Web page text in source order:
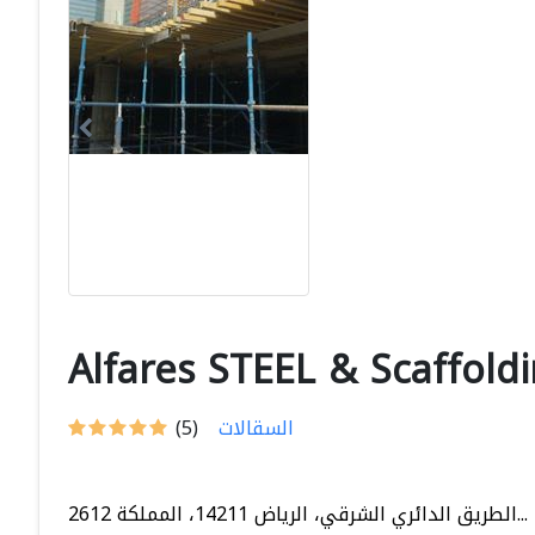
Alfares STEEL &
(5) السقالات
2612 الطريق الدائري الشرقي، الرياض 14211، المملكة...